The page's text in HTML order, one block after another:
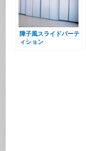
障子風スライドパーテ
ィション